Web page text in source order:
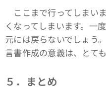
ここまで行ってしまい
くなってしまいます。一
元には戻らないでしょう
言書作成の意義は、とて
５．まとめ